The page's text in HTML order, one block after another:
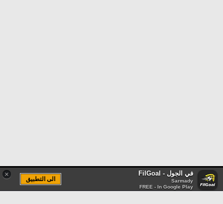
× في الجول - FilGoal
Sarmady
FREE - In Google Play
الى التطبيق